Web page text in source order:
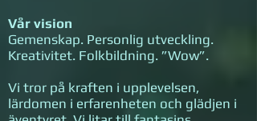
Vår vision
Gemenskap. Personlig utveckling.
Kreativitet. Folkbildning. ”Wow”.
Vi tror på kraften i upplevelsen,
lärdomen i erfarenheten och glädjen i